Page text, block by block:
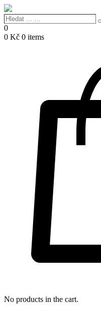
Hledat
...
…
0
0 Kč 0 items
No products in the cart.